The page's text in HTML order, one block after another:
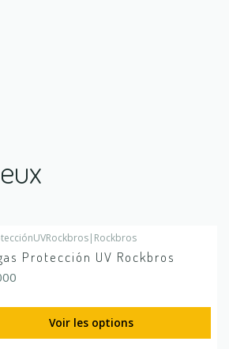
| Rockbros
Protección UV Rockbros
Voir les options